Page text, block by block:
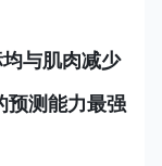
与肌肉减少
预测能力最强